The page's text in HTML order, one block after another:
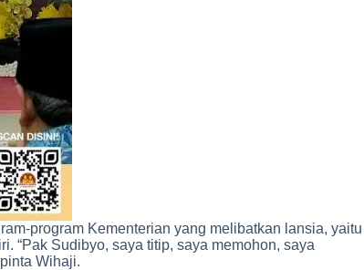
program Kementerian yang melibatkan lansia, yaitu
“Pak Sudibyo, saya titip, saya memohon, saya
Wihaji.